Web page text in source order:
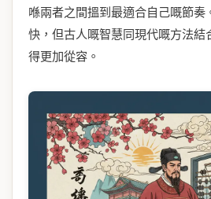
喺兩者之間搵到最適合自己嘅節
快，但古人嘅智慧同現代嘅方法結
得更加從容。